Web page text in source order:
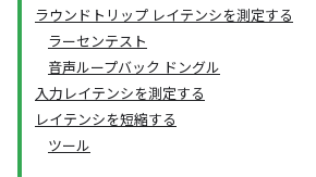
ラウンドトリップ レイテンシを測定する
ラーセンテスト
音声ループバック ドングル
入力レイテンシを測定する
レイテンシを短縮する
ツール